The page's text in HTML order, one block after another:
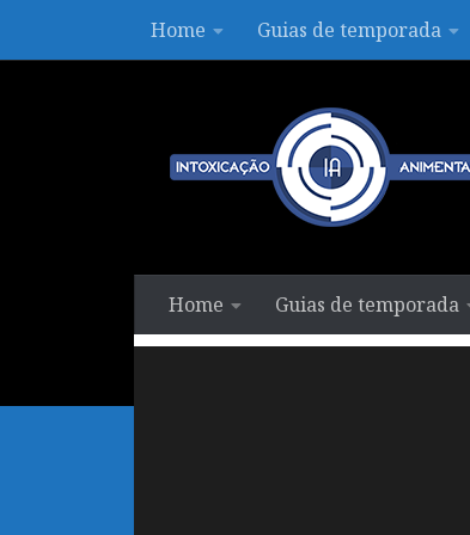
Skip to contentHome Guias de temporada
Home Guias de temporada